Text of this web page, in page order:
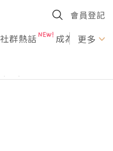
會員登記
社群熱話 成為U更多